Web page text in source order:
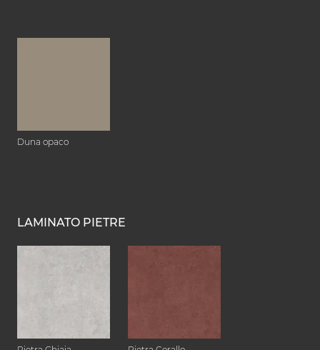
Duna opaco
LAMINATO PIETRE